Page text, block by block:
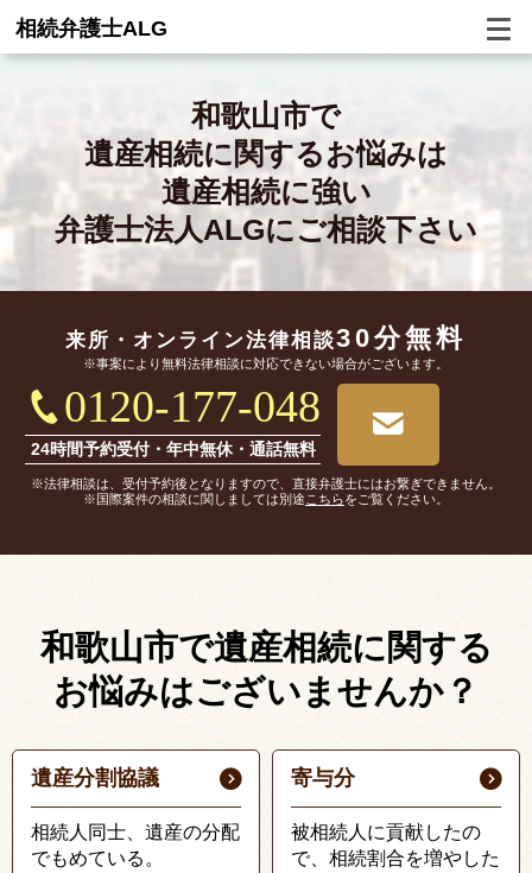
相続弁護士ALG
和歌山市で
遺産相続に関するお悩みは
遺産相続に強い
弁護士法人ALGにご相談下さい
来所・オンライン法律相談30分無料
※事案により無料法律相談に対応できない場合がございます。
0120-177-048
24時間予約受付・年中無休・通話無料
※法律相談は、受付予約後となりますので、直接弁護士にはお繋ぎできません。
※国際案件の相談に関しましては別途 こちらをご覧ください。
和歌山市で遺産相続に関する
お悩みはございませんか？
遺産分割協議
相続人同士、遺産の分配
でもめている。
寄与分
被相続人に貢献したの
で、相続割合を増やした